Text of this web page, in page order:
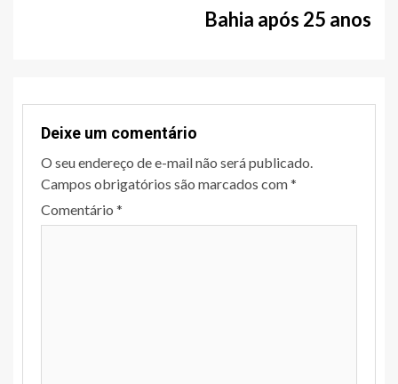
Bahia após 25 anos
Deixe um comentário
O seu endereço de e-mail não será publicado.
Campos obrigatórios são marcados com*
Comentário *